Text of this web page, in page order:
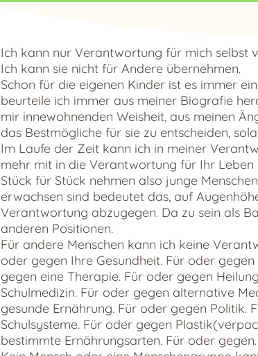
Ich kann nur Verantwortung für mich selbst
Ich kann sie nicht für Andere übernehmen.
Schon für die eigenen Kinder ist es immer
beurteile ich immer aus meiner Biografie
mir innewohnenden Weisheit, aus meinen
das Bestmögliche für sie zu entscheiden,
Im Laufe der Zeit kann ich in meiner
mehr mit in die Verantwortung für Ihr Leben
Stück für Stück nehmen also junge
erwachsen sind bedeutet das, auf
Verantwortung abzugegen. Da zu sein als
anderen Positionen.
Für andere Menschen kann ich keine
oder gegen Ihre Gesundheit. Für oder
gegen eine Therapie. Für oder gegen
Schulmedizin. Für oder gegen alternative
gesunde Ernährung. Für oder gegen Politik.
Schulsysteme. Für oder gegen
bestimmte Ernährungsarten. Für oder gegen.